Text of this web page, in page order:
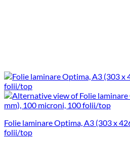
Folie laminare Optima, A3 (303 x
folii/top